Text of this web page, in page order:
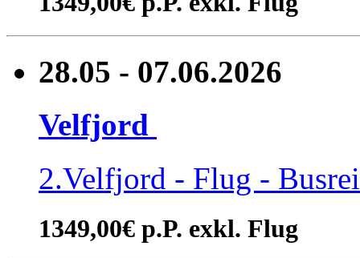
28.05 - 07.06.2026
Velfjord
2.Velfjord - Flug -
1349,00€ p.P. exkl. Flug